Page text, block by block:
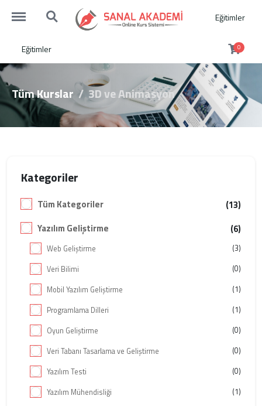
http://sanalakademi.demobul.com.tr/menu
http://sanalakademi.demobul.com.tr/search Eğitimler
Eğitimler 0
Tüm Kurslar 3D ve Animasyon
Kategoriler
Tüm Kategoriler
(13)
Yazılım Geliştirme
(6)
Web Geliştirme
(3)
Veri Bilimi
(0)
Mobil Yazılım Geliştirme
(1)
Programlama Dilleri
(1)
Oyun Geliştirme
(0)
Veri Tabanı Tasarlama ve Geliştirme
(0)
Yazılım Testi
(0)
Yazılım Mühendisliği
(1)